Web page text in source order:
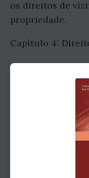
os direitos de
propriedade.
Capítulo 4:
Outro aspecto
a possibilidade
alheias. Neste
tópicos como a
servidão, a
Orlando Gomes
aquisição e
como suas